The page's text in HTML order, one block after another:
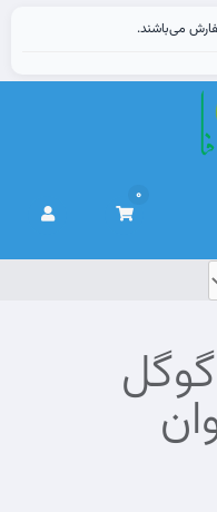
می‌باشند.
0